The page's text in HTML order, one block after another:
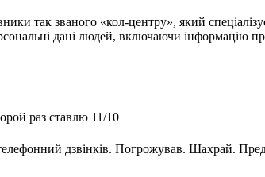
так званого «кол-центру», який
дані людей, включаючи інформацію
раз ставлю 11/10
дзвінків. Погрожував. Шахрай.